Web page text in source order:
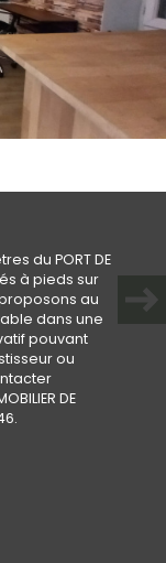
du PORT DE
à pieds sur
au
dans une
pouvant
ou
DE